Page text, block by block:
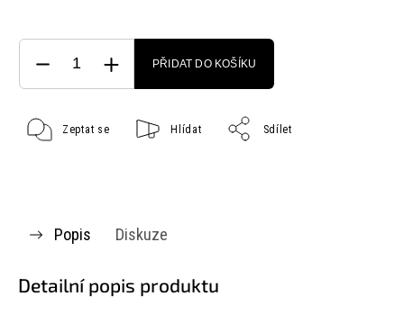
PŘIDAT DO KOŠÍKU
Zeptat se Hlídat Sdílet
Popis Diskuze
Detailní popis produktu